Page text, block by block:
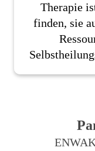
Therapie
finden, sie